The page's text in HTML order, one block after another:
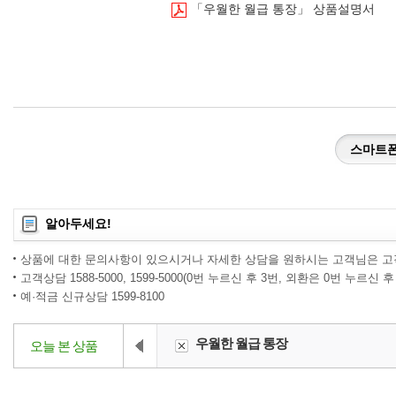
「우월한 월급 통장」 상품설명서
스마트
알아두세요!
상품에 대한 문의사항이 있으시거나 자세한 상담을 원하시는 고객님은
고객상담 1588-5000, 1599-5000(0번 누르신 후 3번, 외환은 0번 누르신
예·적금 신규상담 1599-8100
오늘 본 상품 우월한 월급 통장